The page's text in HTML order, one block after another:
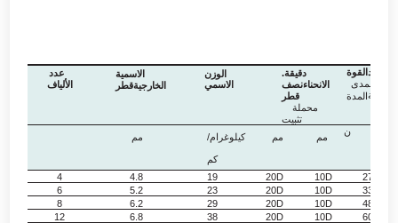
عدد
الألياف
الاسمية
الخارجيةقطر
الوزن
الاسمي
دقيقة.
الانحناءنصف
قطر
محملة
تثبيت
الشدالقوة
المدى
طويلةالمدة
مم كيلوغرام/
كم
مم مم ن
4 4.8 19 20D 10D
270
6
5.2 23 20D 10D
330
8
6.2 29 20D 10D
480
12
6.8 38 20D 10D
600